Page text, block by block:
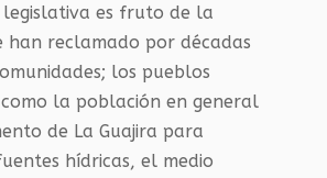
legislativa es fruto de la
han reclamado por décadas
los pueblos
como la población en general
de La Guajira para
hídricas, el medio